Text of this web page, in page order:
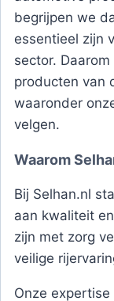
begrijpen we
essentieel zijn
sector.
producten van
waaronder
velgen.
Waarom
Bij Selhan.nl
aan kwaliteit
zijn met zorg
veilige
Onze